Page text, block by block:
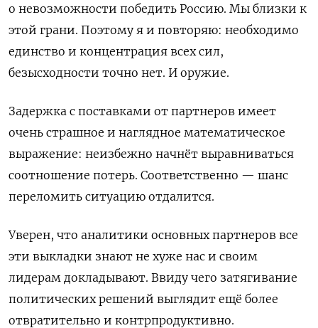
о невозможности победить Россию. Мы близки к
этой грани. Поэтому я и повторяю: необходимо
единство и концентрация всех сил,
безысходности точно нет. И оружие.
Задержка с поставками от партнеров имеет
очень страшное и наглядное математическое
выражение: неизбежно начнёт выравниваться
соотношение потерь. Соответственно — шанс
переломить ситуацию отдалится.
Уверен, что аналитики основных партнеров все
эти выкладки знают не хуже нас и своим
лидерам докладывают. Ввиду чего затягивание
политических решений выглядит ещё более
отвратительно и контрпродуктивно.